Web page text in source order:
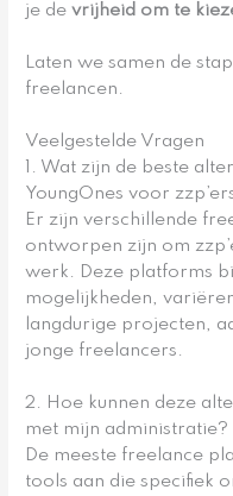
je devrijheid om te
Laten we samen de
freelancen.
Veelgestelde Vragen
1. Wat zijn de beste
YoungOnes voor
Er zijn verschillende
ontworpen zijn om
werk. Deze platforms
mogelijkheden,
langdurige projecten,
jonge freelancers.
2. Hoe kunnen deze
met mijn administratie?
De meeste freelance
tools aan die specifiek